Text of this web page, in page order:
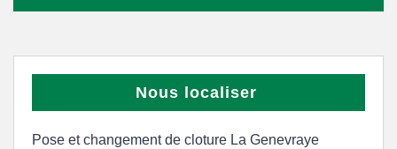
Nous localiser
Pose et changement de cloture La Genevraye